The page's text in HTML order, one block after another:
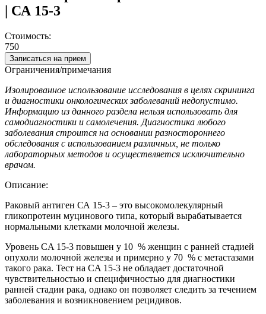
| СА 15-3
Стоимость:
750
Записаться на прием
Ограничения/примечания
Изолированное использование исследования в целях скрининга
и диагностики онкологических заболеваний недопустимо.
Информацию из данного раздела нельзя использовать для
самодиагностики и самолечения. Диагностика любого
заболевания строится на основании разностороннего
обследования с использованием различных, не только
лабораторных методов и осуществляется исключительно
врачом.
Описание:
Раковый антиген СА 15-3 – это высокомолекулярный
гликопротеин муцинового типа, который вырабатывается
нормальными клетками молочной железы.
Уровень CA 15-3 повышен у 10 % женщин с ранней стадией
опухоли молочной железы и примерно у 70 % с метастазами
такого рака. Тест на CA 15-3 не обладает достаточной
чувствительностью и специфичностью для диагностики
ранней стадии рака, однако он позволяет следить за течением
заболевания и возникновением рецидивов.